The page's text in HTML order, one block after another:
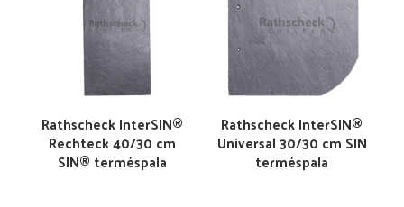
Rathscheck InterSIN®
Rechteck 40/30 cm
SIN® terméspala
Rathscheck InterSIN®
Universal 30/30 cm SIN
terméspala